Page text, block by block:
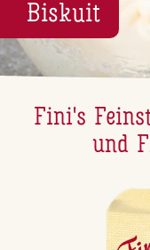
Biskuit
Fini's
und